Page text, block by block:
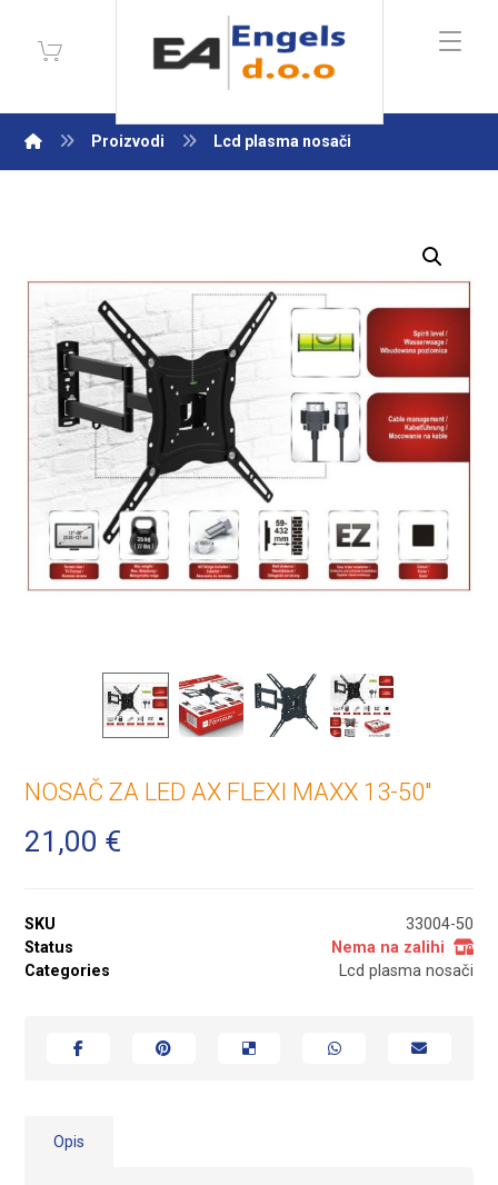
Proizvodi Lcd plasma nosači
NOSAČ ZA LED AX FLEXI MAXX 13-50″
21,00 €
SKU
33004-50
Status
Nema na zalihi
Categories
Lcd plasma nosači
Opis